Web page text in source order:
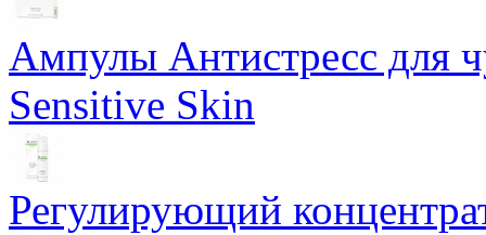
Ампулы Антистресс для
Sensitive Skin
Регулирующий